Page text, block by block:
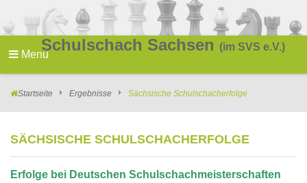
Schulschach Sachsen (im SVS e.V.)
Menu
Startseite Ergebnisse Sächsische Schulschacherfolge
SÄCHSISCHE SCHULSCHACHERFOLGE
Erfolge bei Deutschen Schulschachmeisterschaften